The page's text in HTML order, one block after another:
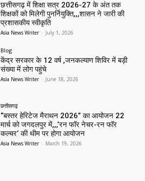
छत्तीसगढ़ में शिक्षा सत्र 2026-27 के अंत तक
शिक्षकों को मिलेगी पुनर्नियुक्ति,,,शासन ने जारी की
प्रशासकीय स्वीकृति
Asia News Writer - July 1, 2026
Blog
केंद्र सरकार के 12 वर्ष ,जनकल्याण शिविर में बड़ी
संख्या में लोग पहुंचे
Asia News Writer - June 18, 2026
छत्तीसगढ़
“बस्तर हेरिटेज मैराथन 2026” का आयोजन 22
मार्च को जगदलपुर में,,,‘रन फॉर नेचर-रन फॉर
कल्चर‘ की थीम पर होगा आयोजन
Asia News Writer - March 19, 2026